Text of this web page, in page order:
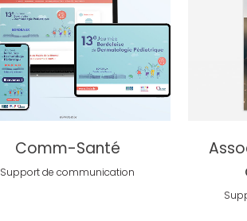
voir
Comm-Santé
Support de communication